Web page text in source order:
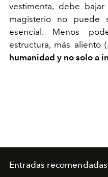
vestimenta, debe
magisterio no puede
esencial. Menos
estructura, más aliento
humanidad y no solo a
Entradas recomendadas